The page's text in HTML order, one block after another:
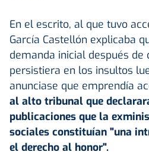
En el escrito, al que tuvo
García Castellón explicaba
demanda inicial después de
persistiera en los insultos
anunciase que emprendía
al alto tribunal que
publicaciones que la
sociales constituían "una
el derecho al honor".